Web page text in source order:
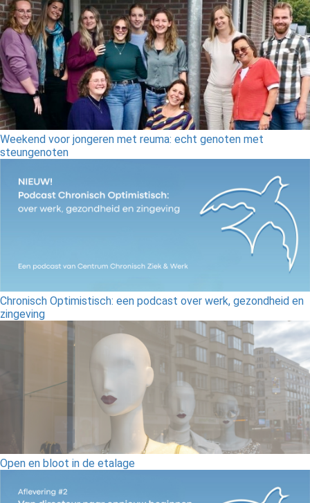
Weekend voor jongeren met reuma: echt genoten met
steungenoten
Chronisch Optimistisch: een podcast over werk, gezondheid en
zingeving
Open en bloot in de etalage